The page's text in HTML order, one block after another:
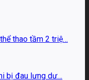
thao tầm 2 triệ…
bị đau lưng dư…